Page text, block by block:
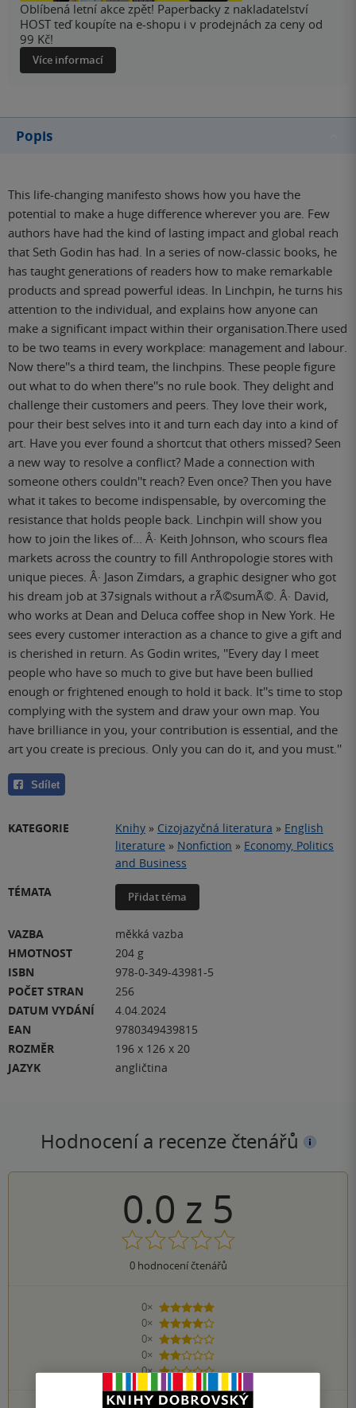
Oblíbená letní akce zpět! Paperbacky z nakladatelství
HOST teď koupíte na e-shopu i v prodejnách za ceny od
99 Kč!
Více informací
Popis
This life-changing manifesto shows how you have the
potential to make a huge difference wherever you are. Few
authors have had the kind of lasting impact and global reach
that Seth Godin has had. In a series of now-classic books, he
has taught generations of readers how to make remarkable
products and spread powerful ideas. In Linchpin, he turns his
attention to the individual, and explains how anyone can
make a significant impact within their organisation.There used
to be two teams in every workplace: management and labour.
Now there''s a third team, the linchpins. These people figure
out what to do when there''s no rule book. They delight and
challenge their customers and peers. They love their work,
pour their best selves into it and turn each day into a kind of
art. Have you ever found a shortcut that others missed? Seen
a new way to resolve a conflict? Made a connection with
someone others couldn''t reach? Even once? Then you have
what it takes to become indispensable, by overcoming the
resistance that holds people back. Linchpin will show you
how to join the likes of... Â· Keith Johnson, who scours flea
markets across the country to fill Anthropologie stores with
unique pieces. Â· Jason Zimdars, a graphic designer who got
his dream job at 37signals without a rÃ©sumÃ©. Â· David,
who works at Dean and Deluca coffee shop in New York. He
sees every customer interaction as a chance to give a gift and
is cherished in return. As Godin writes, ''Every day I meet
people who have so much to give but have been bullied
enough or frightened enough to hold it back. It''s time to stop
complying with the system and draw your own map. You
have brilliance in you, your contribution is essential, and the
art you create is precious. Only you can do it, and you must.''
Sdílet
KATEGORIE Knihy » Cizojazyčná literatura » English
literature » Nonfiction » Economy, Politics
and Business
TÉMATA
Přidat téma
VAZBA
měkká vazba
HMOTNOST
204 g
ISBN
978-0-349-43981-5
POČET STRAN
256
DATUM VYDÁNÍ
4.04.2024
EAN
9780349439815
ROZMĚR
196 x 126 x 20
JAZYK
angličtina
Hodnocení a recenze čtenářů
0.0 z 5
0hodnocení čtenářů
0×
5 hvězdiček
0×
4 hvězdičky
0×
3 hvězdičky
0×
2 hvězdičky
0×
1 hvezdička